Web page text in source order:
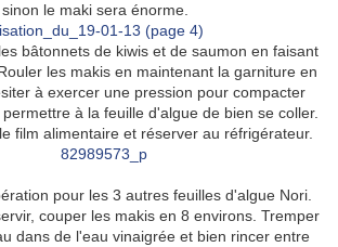
sinon le maki sera énorme.
bâtonnets de kiwis et de saumon en faisant
les makis en maintenant la garniture en
à exercer une pression pour compacter
à la feuille d'algue de bien se coller.
film alimentaire et réserver au réfrigérateur.
pour les 3 autres feuilles d'algue Nori.
couper les makis en 8 environs. Tremper
dans de l'eau vinaigrée et bien rincer entre